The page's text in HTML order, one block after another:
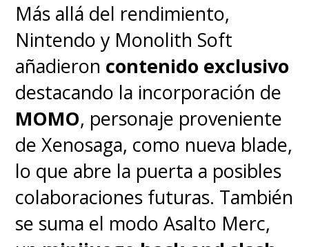
La animación, por su parte,
busca ser lo más cercano a un
storyboard en movimiento,
por lo que los trazos son
visibles, los colores son muy
vivos, casi acuarelados, y los
fondos son pinturas sobre las
cuales de mueve la acción. Es
lamentable no ver esto en una
Más allá del rendimiento,
Nintendo y Monolith Soft
añadieron contenido exclusivo
destacando la incorporación de
MOMO, personaje proveniente
de Xenosaga, como nueva blade,
lo que abre la puerta a posibles
colaboraciones futuras. También
se suma el modo Asalto Merc,